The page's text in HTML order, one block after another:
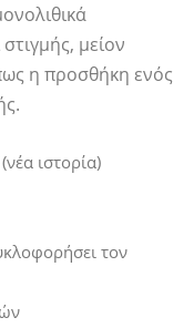
μείον
η προσθήκη ενός
(νέα ιστορία)
τον